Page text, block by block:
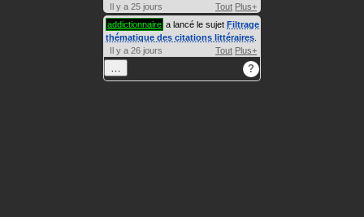
Il y a 25 jours
Tout Plus+
addictionnaire a lancé le sujet Filtrage
thématique des citations littéraires
Il y a 26 jours
Tout Plus+
?